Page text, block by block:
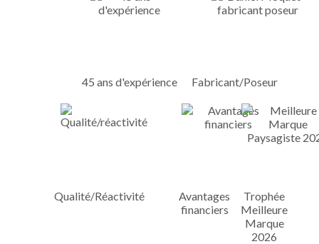
45 ans d'expérience Fabricant/Poseur
Qualité/Réactivité
Avantages
financiers
Trophée
Meilleure
Marque
2026